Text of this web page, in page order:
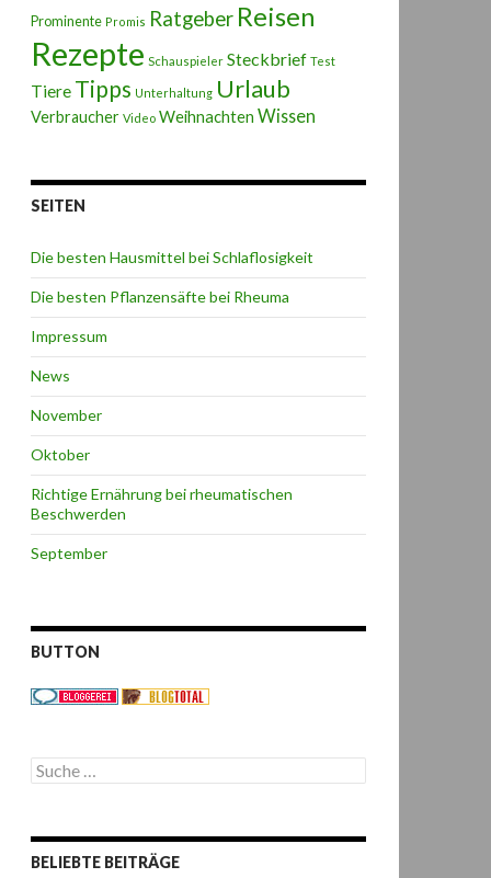
Prominente Promis Ratgeber Reisen
Rezepte Schauspieler Steckbrief Test
Tiere Tipps Unterhaltung Urlaub
Verbraucher Video Weihnachten Wissen
SEITEN
Die besten Hausmittel bei Schlaflosigkeit
Die besten Pflanzensäfte bei Rheuma
Impressum
News
November
Oktober
Richtige Ernährung bei rheumatischen
Beschwerden
September
BUTTON
S
u
e
n
BELIEBTE BEITRÄGE